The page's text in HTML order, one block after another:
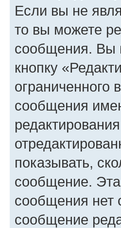
Если вы не
то вы можете
сообщения. Вы
кнопку
ограниченного
сообщения
показывать,
сообщение.
сообщения нет
сообщение